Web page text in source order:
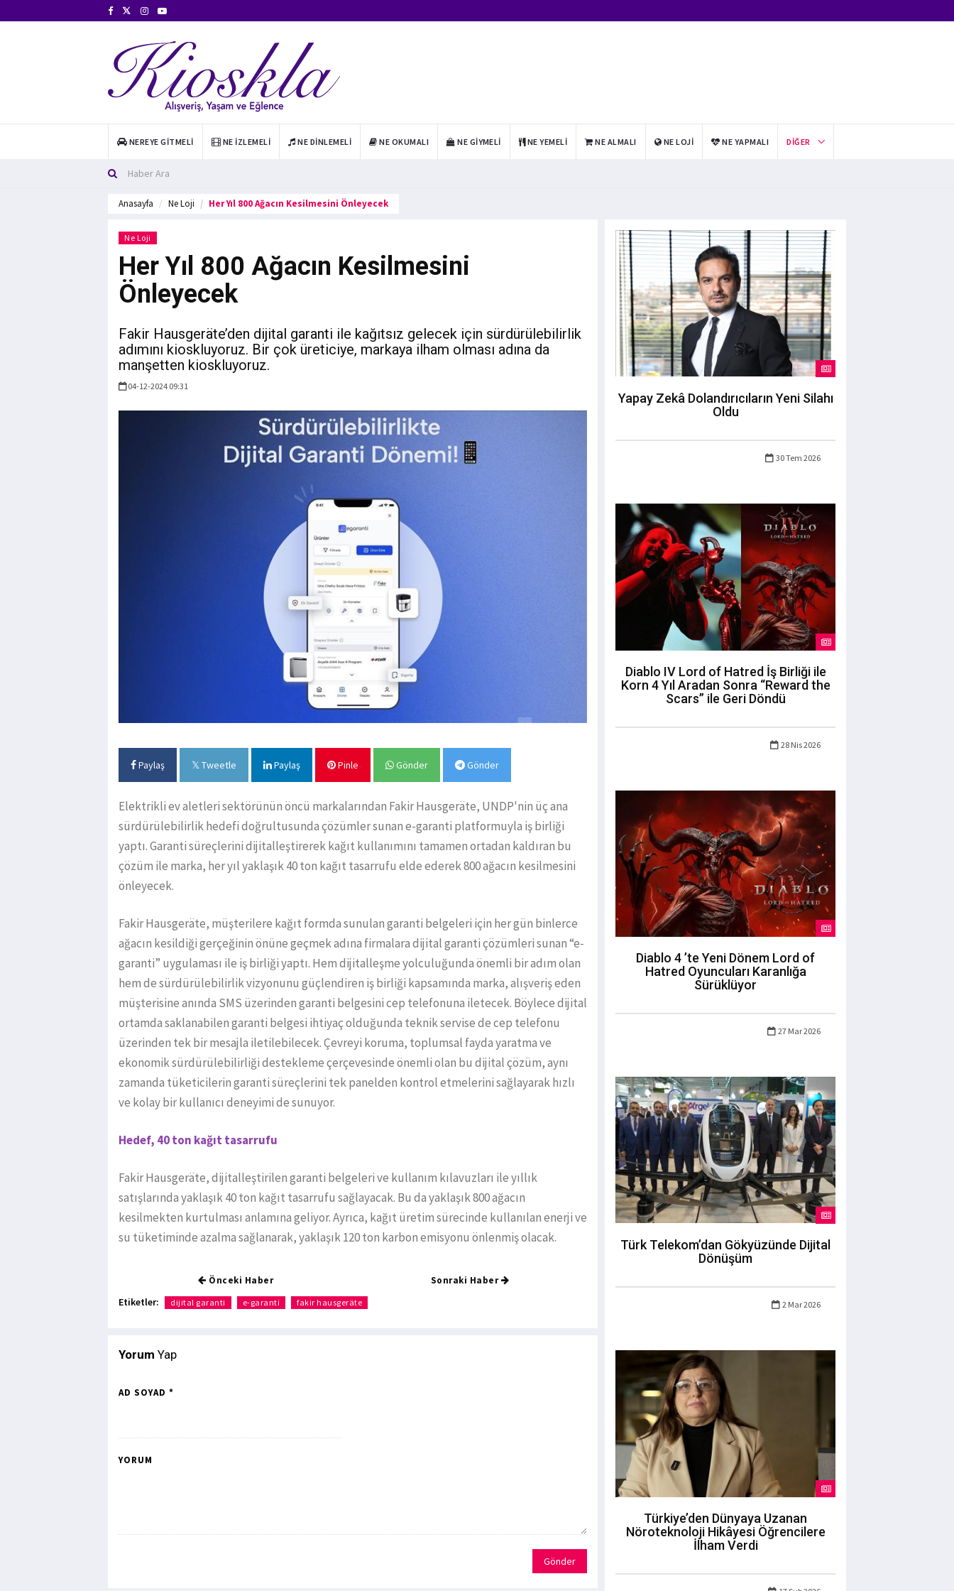
NEREYE GITMELI NE İZLEMELI NE DINLEMELI NE OKUMALI NE GIYMELI NE YEMELI NE ALMALI NE LOJI NE YAPMALI DIĞER
Anasayfa Ne Loji Her Yıl 800 Ağacın Kesilmesini Önleyecek
Ne Loji
Her Yıl 800 Ağacın Kesilmesini
Önleyecek
Fakir Hausgeräte’den dijital garanti ile kağıtsız gelecek için sürdürülebilirlik
adımını kioskluyoruz. Bir çok üreticiye, markaya ilham olması adına da
manşetten kioskluyoruz.
04-12-2024 09:31
Paylaş Tweetle Paylaş Pinle Gönder Gönder
Elektrikli ev aletleri sektörünün öncü markalarından Fakir Hausgeräte, UNDP'nin üç ana
sürdürülebilirlik hedefi doğrultusunda çözümler sunan e-garanti platformuyla iş birliği
yaptı. Garanti süreçlerini dijitalleştirerek kağıt kullanımını tamamen ortadan kaldıran bu
çözüm ile marka, her yıl yaklaşık 40 ton kağıt tasarrufu elde ederek 800 ağacın kesilmesini
önleyecek.
Fakir Hausgeräte, müşterilere kağıt formda sunulan garanti belgeleri için her gün binlerce
ağacın kesildiği gerçeğinin önüne geçmek adına firmalara dijital garanti çözümleri sunan “e-
garanti” uygulaması ile iş birliği yaptı. Hem dijitalleşme yolculuğunda önemli bir adım olan
hem de sürdürülebilirlik vizyonunu güçlendiren iş birliği kapsamında marka, alışveriş eden
müşterisine anında SMS üzerinden garanti belgesini cep telefonuna iletecek. Böylece dijital
ortamda saklanabilen garanti belgesi ihtiyaç olduğunda teknik servise de cep telefonu
üzerinden tek bir mesajla iletilebilecek. Çevreyi koruma, toplumsal fayda yaratma ve
ekonomik sürdürülebilirliği destekleme çerçevesinde önemli olan bu dijital çözüm, aynı
zamanda tüketicilerin garanti süreçlerini tek panelden kontrol etmelerini sağlayarak hızlı
ve kolay bir kullanıcı deneyimi de sunuyor.
Hedef, 40 ton kağıt tasarrufu
Fakir Hausgeräte, dijitalleştirilen garanti belgeleri ve kullanım kılavuzları ile yıllık
satışlarında yaklaşık 40 ton kağıt tasarrufu sağlayacak. Bu da yaklaşık 800 ağacın
kesilmekten kurtulması anlamına geliyor. Ayrıca, kağıt üretim sürecinde kullanılan enerji ve
su tüketiminde azalma sağlanarak, yaklaşık 120 ton karbon emisyonu önlenmiş olacak.
Önceki Haber Sonraki Haber
Etiketler: dijital garanti e-garanti fakir hausgeräte
Yorum Yap
AD SOYAD *
YORUM
Gönder
Yapay Zekâ Dolandırıcıların Yeni Silahı
Oldu
30 Tem 2026
Diablo IV Lord of Hatred İş Birliği ile
Korn 4 Yıl Aradan Sonra “Reward the
Scars” ile Geri Döndü
28 Nis 2026
Diablo 4 ’te Yeni Dönem Lord of
Hatred Oyuncuları Karanlığa
Sürüklüyor
27 Mar 2026
Türk Telekom’dan Gökyüzünde Dijital
Dönüşüm
2 Mar 2026
Türkiye’den Dünyaya Uzanan
Nöroteknoloji Hikâyesi Öğrencilere
İlham Verdi